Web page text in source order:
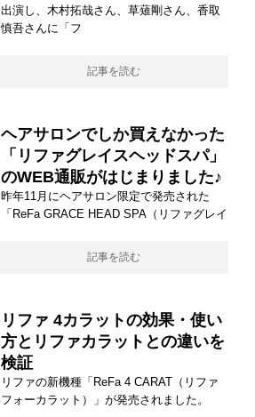
出演し、木村拓哉さん、草薙剛さん、香取
慎吾さんに「フ
記事を読む
ヘアサロンでしか買えなかった
「リファグレイスヘッドスパ」
のWEB通販がはじまりました♪
昨年11月にヘアサロン限定で発売された
「ReFa GRACE HEAD SPA（リファグレイ
記事を読む
リファ 4カラットの効果・使い
方とリファカラットとの違いを
検証
リファの新機種「ReFa 4 CARAT（リファ
フォーカラット）」が発売されました。